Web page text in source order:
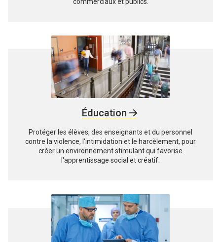
commerciaux et publics.
Éducation
Protéger les élèves, des enseignants et du personnel
contre la violence, l'intimidation et le harcèlement, pour
créer un environnement stimulant qui favorise
l'apprentissage social et créatif.